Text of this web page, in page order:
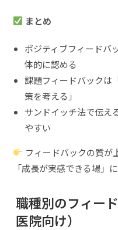
まとめ
ポジティブフィードバ
体的に認める
課題フィードバックは
策を考える」
サンドイッチ法で伝え
やすい
フィードバックの質が
「成長が実感できる場」
職種別のフィー
医院向け）